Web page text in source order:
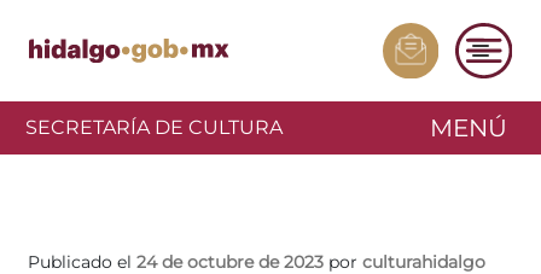
SECRETARÍA DE CULTURA MENÚ
Publicado el 24 de octubre de 2023 por culturahidalgo